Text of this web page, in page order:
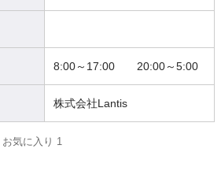
8:00～17:00 20:00～5:00
株式会社Lantis
お気に入り 1